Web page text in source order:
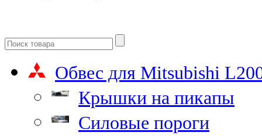
Обвес для Mitsubishi
Крышки на пикапы
Силовые пороги